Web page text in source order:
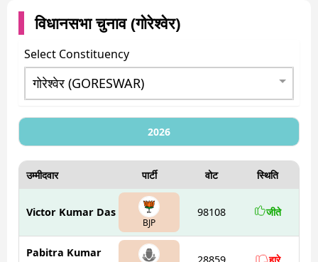
विधानसभा चुनाव (गोरेश्वेर)
Select Constituency
2026
उम्मीदवार पार्टी वोट स्थिति
Victor Kumar Das
BJP
98108 जीते
Pabitra Kumar